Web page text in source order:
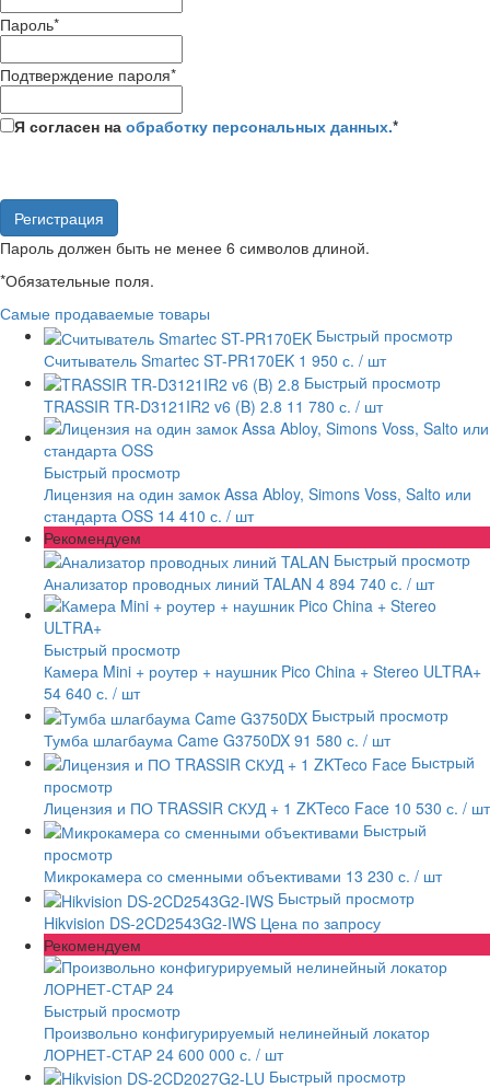
Пароль*
Подтверждение пароля*
Я согласен на обработку персональных данных.*
Пароль должен быть не менее 6 символов длиной.
*Обязательные поля.
Самые продаваемые товары
Быстрый просмотр
Считыватель Smartec ST-PR170EK 1 950 с. / шт
Быстрый просмотр
TRASSIR TR-D3121IR2 v6 (B) 2.8 11 780 с. / шт
Быстрый просмотр
Лицензия на один замок Assa Abloy, Simons Voss, Salto или
стандарта OSS 14 410 с. / шт
Рекомендуем
Быстрый просмотр
Анализатор проводных линий TALAN 4 894 740 с. / шт
Быстрый просмотр
Камера Mini + роутер + наушник Pico China + Stereo ULTRA+
54 640 с. / шт
Быстрый просмотр
Тумба шлагбаума Came G3750DX 91 580 с. / шт
Быстрый
просмотр
Лицензия и ПО TRASSIR СКУД + 1 ZKTeco Face 10 530 с. / шт
Быстрый
просмотр
Микрокамера со сменными объективами 13 230 с. / шт
Быстрый просмотр
Hikvision DS-2CD2543G2-IWS Цена по запросу
Рекомендуем
Быстрый просмотр
Произвольно конфигурируемый нелинейный локатор
ЛОРНЕТ-СТАР 24 600 000 с. / шт
Быстрый просмотр